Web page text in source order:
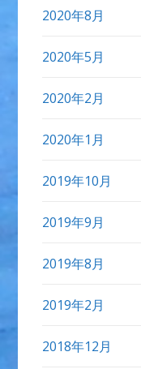
2020年8月
2020年5月
2020年2月
2020年1月
2019年10月
2019年9月
2019年8月
2019年2月
2018年12月